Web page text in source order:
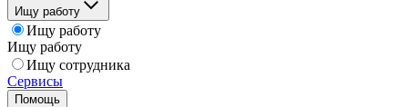
Ищу работу
Ищу работу
Ищу работу
Ищу сотрудника
Сервисы
Помощь